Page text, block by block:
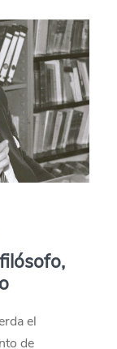
el
de